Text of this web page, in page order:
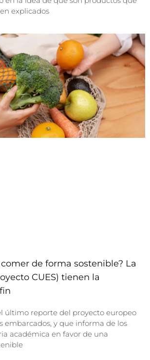
explicados
de forma sostenible? La
CUES) tienen la
último reporte del proyecto europeo
embarcados, y que informa de los
académica en favor de una